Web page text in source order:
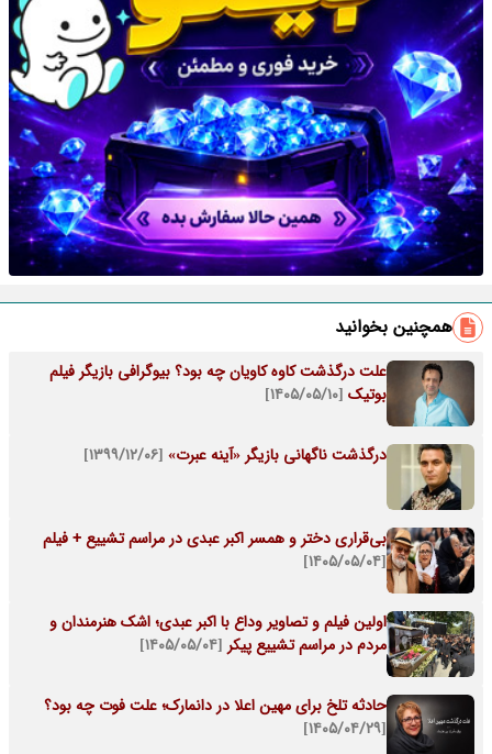
همچنین بخوانید
علت درگذشت کاوه کاویان چه بود؟ بیوگرافی بازیگر فیلم
بوتیک [۱۴۰۵/۰۵/۱۰]
درگذشت ناگهانی بازیگر «آینه عبرت» [۱۳۹۹/۱۲/۰۶]
بی‌قراری دختر و همسر اکبر عبدی در مراسم تشییع + فیلم
[۱۴۰۵/۰۵/۰۴]
اولین فیلم و تصاویر وداع با اکبر عبدی؛ اشک هنرمندان و
مردم در مراسم تشییع پیکر [۱۴۰۵/۰۵/۰۴]
حادثه تلخ برای مهین اعلا در دانمارک؛ علت فوت چه بود؟
[۱۴۰۵/۰۴/۲۹]